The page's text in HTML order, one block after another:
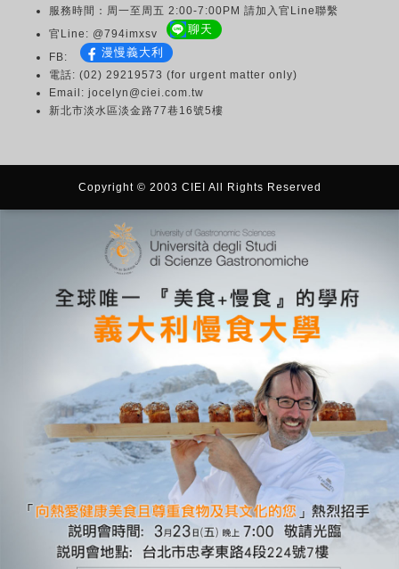
服務時間：周一至周五 2:00-7:00PM 請加入官Line聯繫
官Line: @794imxsv
聊天
FB: 漫慢義大利
電話: (02) 29219573 (for urgent matter only)
Email: jocelyn@ciei.com.tw
新北市淡水區淡金路77巷16號5樓
Copyright © 2003 CIEI All Rights Reserved